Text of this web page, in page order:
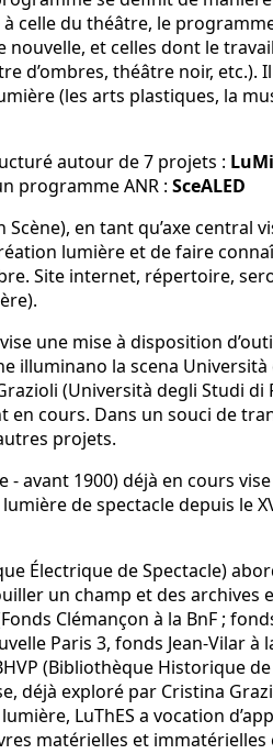
celle du théâtre, le
et celles dont le
d’ombres, théâtre noir, etc.).
(les arts plastiques, la
autour de 7 projets :
programme ANR : SceALED
Scène), en tant qu’axe central
lumière et de faire
Site internet, répertoire,
une mise à disposition
illuminano la scena
(Università degli Studi di
en cours. Dans un souci de
projets.
- avant 1900) déjà en cours
de spectacle depuis le
Électrique de Spectacle)
un champ et des
Clémançon à la BnF ;
Paris 3, fonds Jean-Vilar à
(Bibliothèque Historique
déjà exploré par Cristina
LuThES a vocation
matérielles et immatérielles